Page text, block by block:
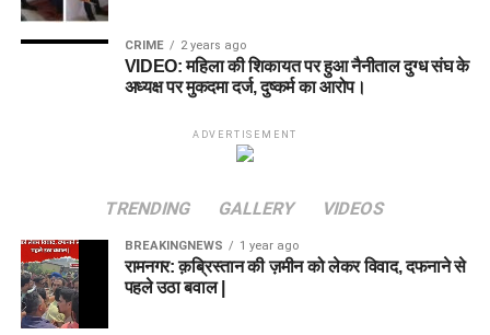
CRIME 2 years ago
VIDEO: महिला की शिकायत पर हुआ नैनीताल दुग्ध संघ के
अध्यक्ष पर मुकदमा दर्ज, दुष्कर्म का आरोप।
ADVERTISEMENT
TRENDING GALLERY VIDEOS
BREAKINGNEWS 1 year ago
रामनगर: क़ब्रिस्तान की ज़मीन को लेकर विवाद, दफनाने से
पहले उठा बवाल |